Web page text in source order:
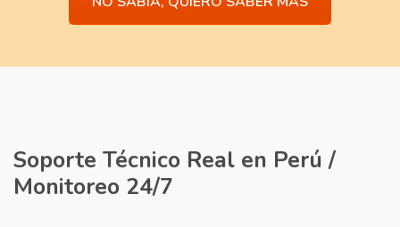
Soporte Técnico Real en Perú /
Monitoreo 24/7